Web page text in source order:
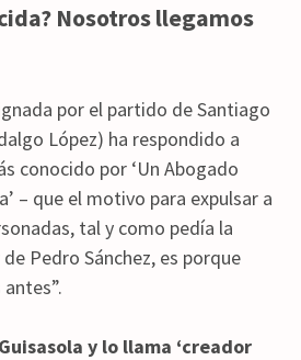
Nosotros llegamos
por el partido de Santiago
López) ha respondido a
conocido por ‘Un Abogado
– que el motivo para expulsar a
tal y como pedía la
Pedro Sánchez, es porque
y lo llama ‘creador